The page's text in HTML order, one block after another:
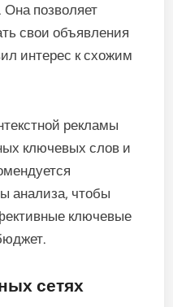
Она позволяет
свои объявления
интерес к схожим
рекламы
ключевых слов и
анализа, чтобы
ключевые
сетях